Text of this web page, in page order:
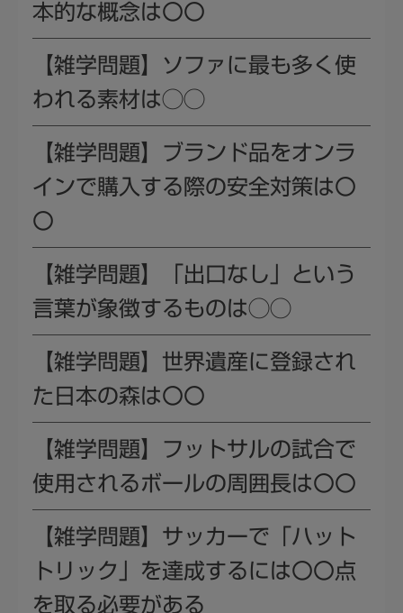
本的な概念は〇〇
【雑学問題】ソファに最も多く使
われる素材は◯◯
【雑学問題】ブランド品をオンラ
インで購入する際の安全対策は〇
〇
【雑学問題】「出口なし」という
言葉が象徴するものは◯◯
【雑学問題】世界遺産に登録され
た日本の森は〇〇
【雑学問題】フットサルの試合で
使用されるボールの周囲長は〇〇
【雑学問題】サッカーで「ハット
トリック」を達成するには〇〇点
を取る必要がある